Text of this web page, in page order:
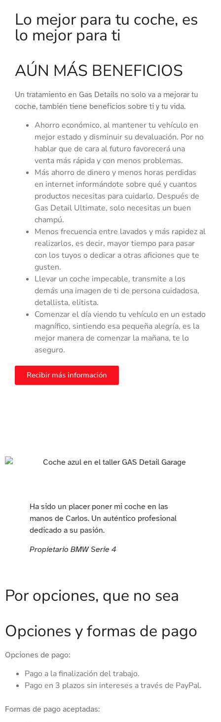
Lo mejor para tu coche, es
lo mejor para ti
AÚN MÁS BENEFICIOS
Un tratamiento en Gas Details no solo va a mejorar tu
coche, también tiene beneficios sobre ti y tu vida.
Ahorro económico, al mantener tu vehículo en
mejor estado y disminuir su devaluación. Por no
hablar que de cara al futuro favorecerá una
venta más rápida y con menos problemas.
Más ahorro de dinero y menos horas perdidas
en internet informándote sobre qué y cuantos
productos necesitas para cuidarlo. Después de
Gas Detail Ultimate, solo necesitas un buen
champú.
Menos frecuencia entre lavados y más rapidez al
realizarlos, es decir, mayor tiempo para pasar
con los tuyos o dedicar a otras aficiones que te
gusten.
Llevar un coche impecable, transmite a los
demás una imagen de ti de persona cuidadosa,
detallista, elitista.
Comenzar el día viendo tu vehículo en un estado
magnífico, sintiendo esa pequeña alegría, es la
mejor manera de comenzar la mañana, te lo
aseguro.
Recibir más información
Ha sido un placer poner mi coche en las
manos de Carlos. Un auténtico profesional
dedicado a su pasión.
Propietario BMW Serie 4
Por opciones, que no sea
Opciones y formas de pago
Opciones de pago:
Pago a la finalización del trabajo.
Pago en 3 plazos sin intereses a través de PayPal.
Formas de pago aceptadas: